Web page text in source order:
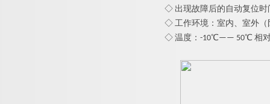
◇ 出现故障后的自动复位时
◇ 工作环境：室内、室外（
◇ 温度：-10℃—— 50℃ 相对